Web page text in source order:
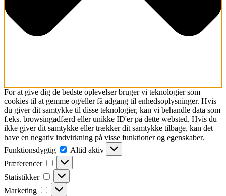
For at give dig de bedste oplevelser bruger vi teknologier som
cookies til at gemme og/eller få adgang til enhedsoplysninger. Hvis
du giver dit samtykke til disse teknologier, kan vi behandle data som
f.eks. browsingadfærd eller unikke ID'er på dette websted. Hvis du
ikke giver dit samtykke eller trækker dit samtykke tilbage, kan det
have en negativ indvirkning på visse funktioner og egenskaber.
Funktionsdygtig
Funktionsdygtig
Altid aktiv
Præferencer
Præferencer
Statistikker Statistikker
Marketing Marketing